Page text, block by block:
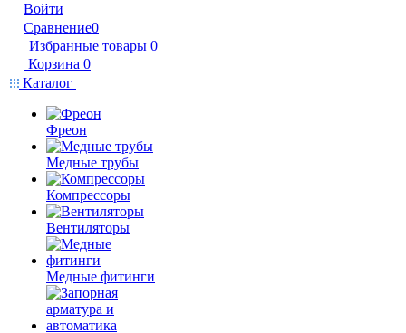
Войти
Сравнение0
Избранные товары 0
Корзина 0
Каталог
Фреон
Медные трубы
Компрессоры
Вентиляторы
Медные фитинги